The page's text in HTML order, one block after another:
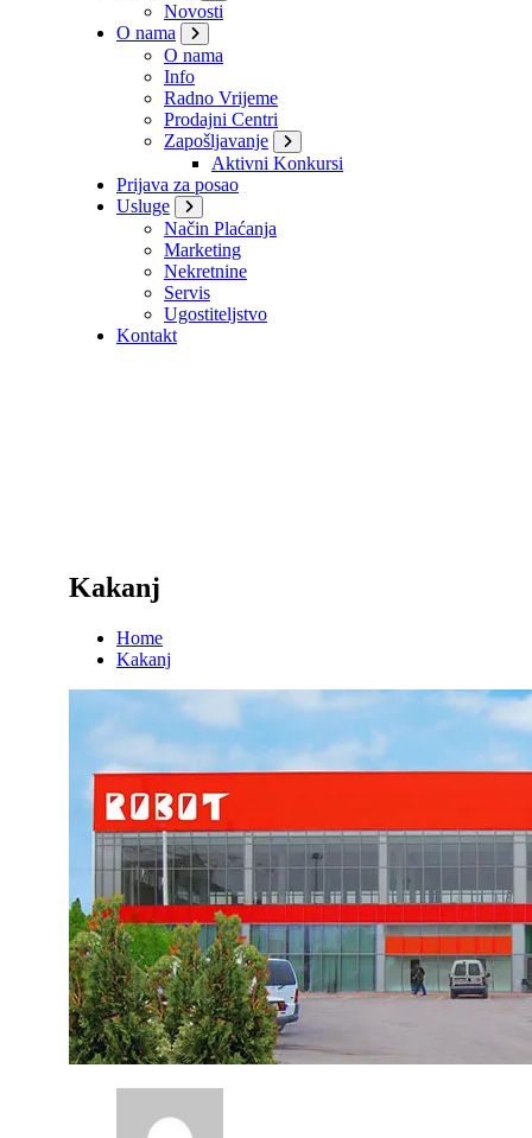
Novosti
O nama
O nama
Info
Radno Vrijeme
Prodajni Centri
Zapošljavanje
Aktivni Konkursi
Prijava za posao
Usluge
Način Plaćanja
Marketing
Nekretnine
Servis
Ugostiteljstvo
Kontakt
Kakanj
Home
Kakanj